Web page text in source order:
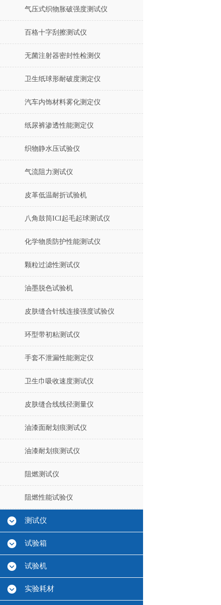
气压式织物胀破强度测试仪
百格十字刮擦测试仪
无菌注射器密封性检测仪
卫生纸球形耐破度测定仪
汽车内饰材料雾化测定仪
纸尿裤渗透性能测定仪
织物静水压试验仪
气流阻力测试仪
皮革低温耐折试验机
八角鼓筒ICI起毛起球测试仪
化学物质防护性能测试仪
颗粒过滤性测试仪
油墨脱色试验机
皮肤缝合针线连接强度试验仪
环型带初粘测试仪
手套不泄漏性能测定仪
卫生巾吸收速度测试仪
皮肤缝合线线径测量仪
油漆面耐划痕测试仪
油漆耐划痕测试仪
阻燃测试仪
阻燃性能试验仪
测试仪
试验箱
试验机
实验耗材